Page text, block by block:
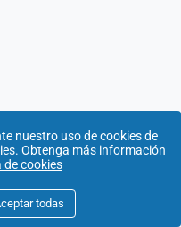
nuestro uso de cookies de
Obtenga más información
de cookies
todas